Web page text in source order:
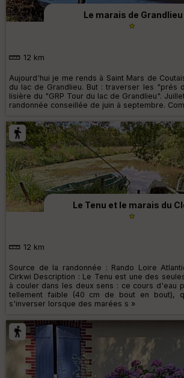
Le marais de Grandlieu
12 km
Aujourd'hui je me rends à Saint Mars de
du lac de Grandlieu. But : traverser les "prés
lisière du "GRP Tour du lac de Grandlieu".
randonnée conseillée de juin à septembre.
Le Tenu et le marais du
12 km
Source de la randonnée : Rando Loire
Cirkwi Description : Le Tenu est une des
à couler dans les deux sens : ce cours d'eau
tellement faible (40 cm de bout en bout),
s'inverser lorsque des marées s »